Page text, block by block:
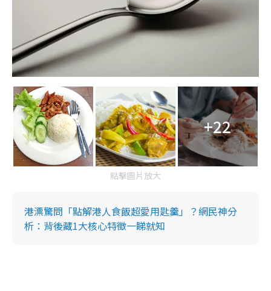
+22
點擊圖片放大
港漂驚問「點解港人食飯超愛用匙羹」？網民神分
析：背後藏1大核心特徵一睇就知